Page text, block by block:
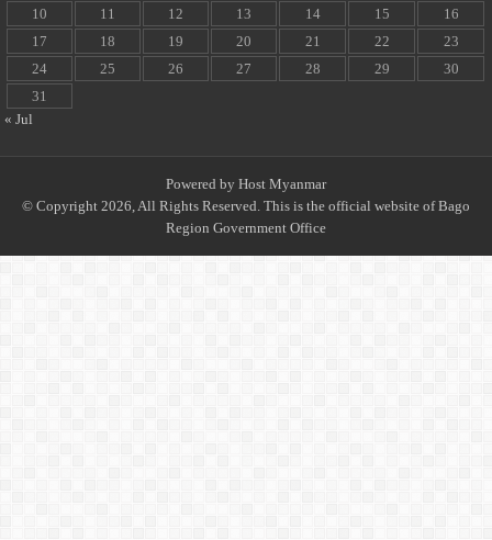
10
11 12 13 14 15
16
17
18 19 20 21 22
23
24
25 26 27 28 29
30
31
« Jul
Powered by Host Myanmar
© Copyright 2026, All Rights Reserved. This is the official website of Bago
Region Government Office